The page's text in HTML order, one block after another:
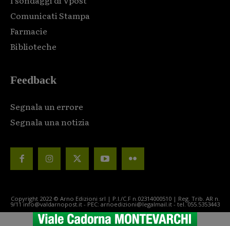
Comunicati Stampa
Farmacie
Biblioteche
Feedback
Segnala un errore
Segnala una notizia
Copyright 2022 © Arno Edizioni srl | P.I./C.F n.02314000510 | Reg. Trib. AR n.
9/11 info@valdarnopost.it - PEC: arnoedizioni@legalmail.it - tel. 055.5353443